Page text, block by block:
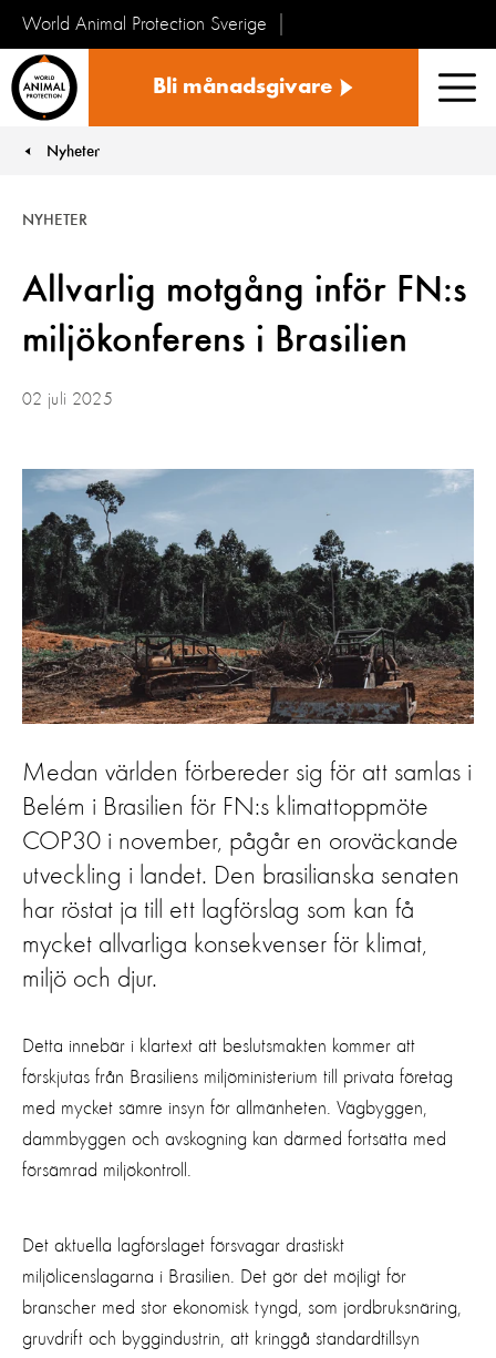
World Animal Protection Sverige
Bli månadsgivare
You are here:
Nyheter
Allvarlig motgång inför FN:s
miljökonferens i Brasilien
NYHETER
02 juli 2025
Medan världen förbereder sig för att samlas i
Belém i Brasilien för FN:s klimattoppmöte
COP30 i november, pågår en oroväckande
utveckling i landet. Den brasilianska senaten
har röstat ja till ett lagförslag som kan få
mycket allvarliga konsekvenser för klimat,
miljö och djur.
Detta innebär i klartext att beslutsmakten kommer att
förskjutas från Brasiliens miljöministerium till privata företag
med mycket sämre insyn för allmänheten. Vägbyggen,
dammbyggen och avskogning kan därmed fortsätta med
försämrad miljökontroll.
Det aktuella lagförslaget försvagar drastiskt
miljölicenslagarna i Brasilien. Det gör det möjligt för
branscher med stor ekonomisk tyngd, som jordbruksnäring,
gruvdrift och byggindustrin, att kringgå standardtillsyn